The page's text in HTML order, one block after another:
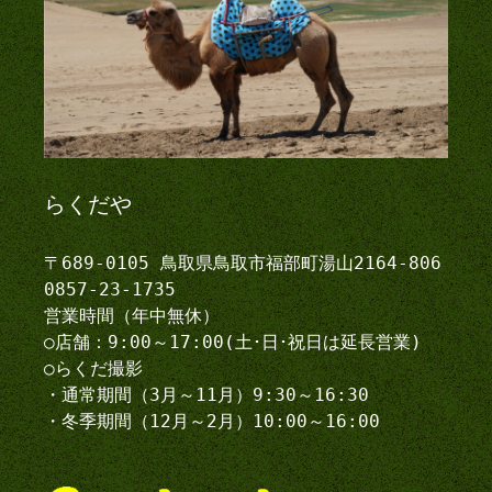
らくだや
〒689-0105 鳥取県鳥取市福部町湯山2164-806
0857-23-1735
営業時間（年中無休）
○店舗：9:00～17:00(土･日･祝日は延長営業)
○らくだ撮影
・通常期間（3月～11月）9:30～16:30
・冬季期間（12月～2月）10:00～16:00